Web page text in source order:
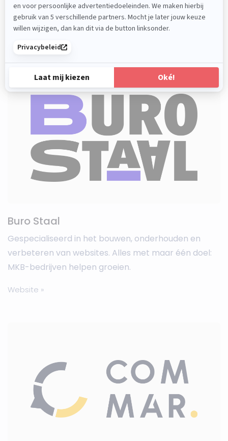
reclamebureau uit Brielle.
Buro Staal
Gespecialiseerd in het bouwen, onderhouden en
verbeteren van websites. Alles met maar één doel:
MKB-bedrijven helpen groeien.
Website »